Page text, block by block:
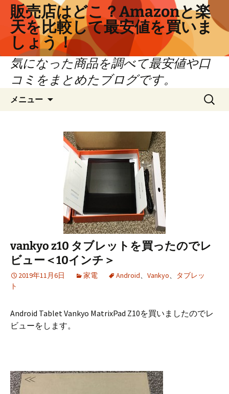
ツ
販売店はどこ？Amazonと楽
天を比較して最安値を買いま
しょう！
気になった商品を調べて最安値や口
コミをまとめたブログです。
メニュー
検
索:
vankyo z10 タブレットを買ったのでレ
ビュー＜10インチ＞
2019年11月6日 家電 Android、 Vankyo、
タブレッ
ト
Android Tablet Vankyo MatrixPad Z10を買いましたのでレ
ビューをします。